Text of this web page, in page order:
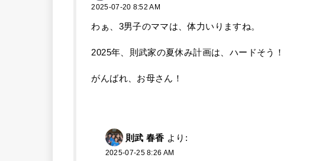
2025-07-20 8:52 AM
わぁ、3男子のママは、体力いりますね。
2025年、則武家の夏休み計画は、ハードそう！
がんばれ、お母さん！
則武 春香 より:
2025-07-25 8:26 AM